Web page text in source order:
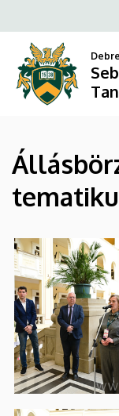
Sebészeti
Műtéttani
Tanszék
a
tartalomra